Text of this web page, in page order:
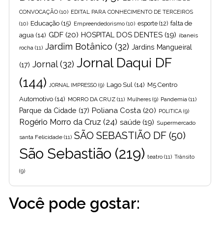
CONVOCAÇÃO (10) EDITAL PARA CONHECIMENTO DE TERCEIROS
(10) Educação (15) Empreendedorismo (10) esporte (12) falta de
agua (14) GDF (20) HOSPITAL DOS DENTES (19) ibaneis
rocha (11) Jardim Botânico (32) Jardins Mangueiral
(17) Jornal(32) Jornal Daqui DF
(144)
JORNAL IMPRESSO (9) Lago Sul (14) M5 Centro
Automotivo (14) MORRO DA CRUZ (11) Mulheres (9) Pandemia (11)
Parque da Cidade (17) Poliana Costa (20) POLITICA (9)
Rogério Morro da Cruz (24) saúde (19) Supermercado
santa Felicidade (11) SÃO SEBASTIÃO DF (50)
São Sebastião (219) teatro (11) Trânsito
(9)
Você pode gostar: